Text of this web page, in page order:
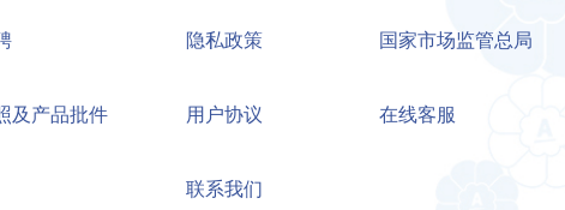
及产品批件
隐私政策
用户协议
联系我们
国家市场监管总局
在线客服